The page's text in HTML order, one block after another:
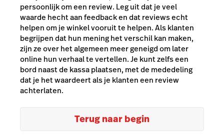
persoonlijk om een review. Leg uit dat je veel
waarde hecht aan feedback en dat reviews echt
helpen om je winkel vooruit te helpen. Als klanten
begrijpen dat hun mening het verschil kan maken,
zijn ze over het algemeen meer geneigd om later
online hun verhaal te vertellen. Je kunt zelfs een
bord naast de kassa plaatsen, met de mededeling
dat je het waardeert als je klanten een review
achterlaten.
Terug naar begin